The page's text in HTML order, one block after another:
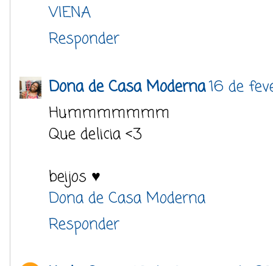
VIENA
Responder
Dona de Casa Moderna16 de
Hummmmmmm
Que delicia <3
beijos ♥
Dona de Casa Moderna
Responder